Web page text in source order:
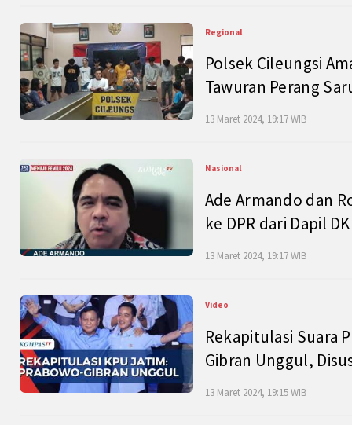
Regional
Polsek Cileungsi
Tawuran Perang
13 Maret 2024, 19:17 WIB
Nasional
Ade Armando dan
ke DPR dari Dapil
13 Maret 2024, 19:17 WIB
Video
Rekapitulasi Suara
Gibran Unggul,
13 Maret 2024, 19:15 WIB